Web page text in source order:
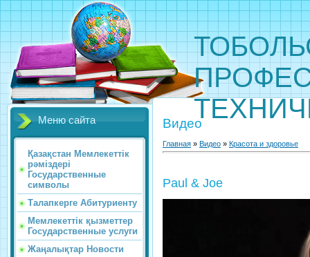
Меню сайта
Қазақстан Мемлекеттік
рәміздері
Государственные
символы
Талапкерге Абитуриенту
Мемлекеттік қызметтер
Государственные услуги
Жаңалықтар Новости
Видео
Главная » Видео » Красота и здоровье
Paul & Joe